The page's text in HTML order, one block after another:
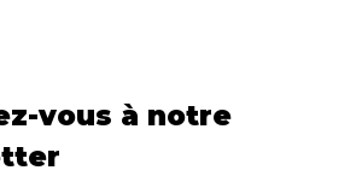
vous à notre